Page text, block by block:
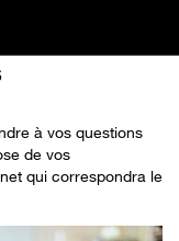
à vos questions
de vos
qui correspondra le